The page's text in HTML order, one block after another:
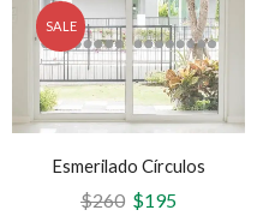
SALE
Esmerilado Círculos
$260 $195